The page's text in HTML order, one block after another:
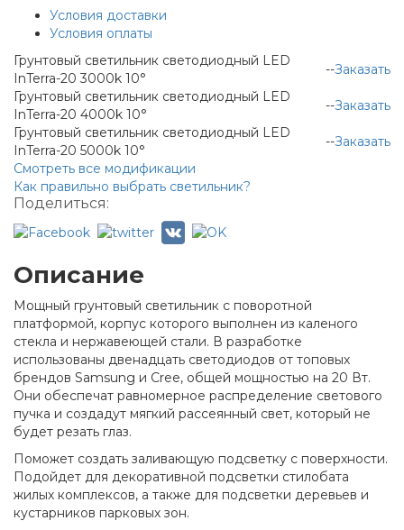
Условия доставки
Условия оплаты
Грунтовый светильник светодиодный LED
InTerra-20 3000k 10°
--Заказать
Грунтовый светильник светодиодный LED
InTerra-20 4000k 10°
--Заказать
Грунтовый светильник светодиодный LED
InTerra-20 5000k 10°
--Заказать
Смотреть все модификации
Как правильно выбрать светильник?
Поделиться:
Описание
Мощный грунтовый светильник с поворотной
платформой, корпус которого выполнен из каленого
стекла и нержавеющей стали. В разработке
использованы двенадцать светодиодов от топовых
брендов Samsung и Cree, общей мощностью на 20 Вт.
Они обеспечат равномерное распределение светового
пучка и создадут мягкий рассеянный свет, который не
будет резать глаз.
Поможет создать заливающую подсветку с поверхности.
Подойдет для декоративной подсветки стилобата
жилых комплексов, а также для подсветки деревьев и
кустарников парковых зон.